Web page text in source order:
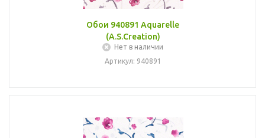
Обои 940891 Aquarelle
(A.S.Creation)
Нет в наличии
Артикул: 940891